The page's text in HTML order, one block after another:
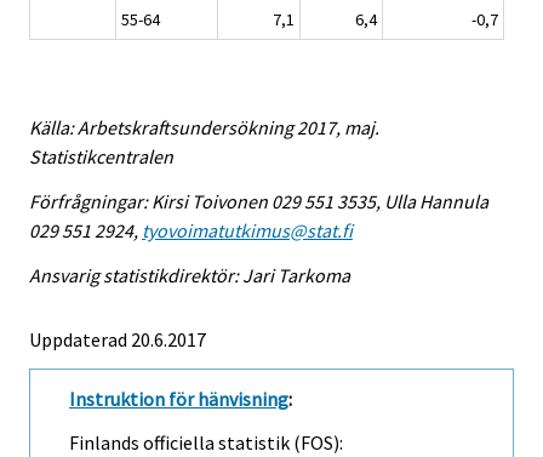
55-64
7,1 6,4 -0,7
Källa: Arbetskraftsundersökning 2017, maj.
Statistikcentralen
Förfrågningar: Kirsi Toivonen 029 551 3535, Ulla Hannula
029 551 2924, tyovoimatutkimus@stat.fi
Ansvarig statistikdirektör: Jari Tarkoma
Uppdaterad 20.6.2017
Instruktion för hänvisning:
Finlands officiella statistik (FOS):